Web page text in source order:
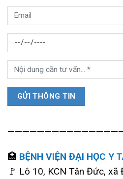
🏥 BỆNH VIỆN ĐẠI HỌC Y
🚩 Lô 10, KCN Tân Đức, xã